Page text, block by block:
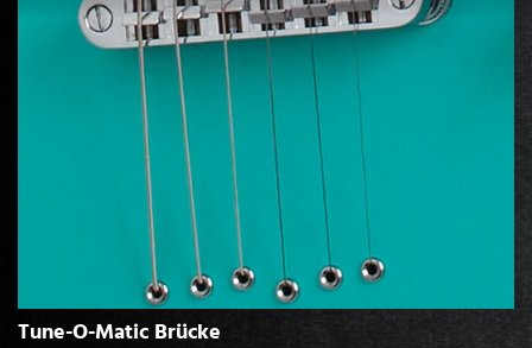
Tune-O-Matic Brücke